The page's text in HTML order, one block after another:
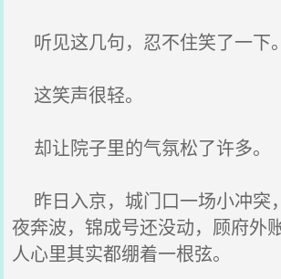
听见这几句，忍不住笑了一下。
这笑声很轻。
却让院子里的气氛松了许多。
昨日入京，城门口一场小冲突
夜奔波，锦成号还没动，顾府外
人心里其实都绷着一根弦。